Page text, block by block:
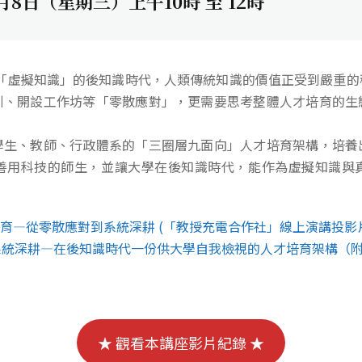
虛擬知識」的後知識時代，人類傳統知識的價值正受到嚴重
開設工作坊等「零散應對」，更需要思考整體人才培育的
、教師、行政體系的「三圈層九面向」人才培育架構，培
科技的師生，並讓大學在後知識時代，能作為虛擬知識
—從零散應對到系統深耕 (「教授充電合作社」線上演講投影
深耕—在後知識時代一份供大學自我檢視的人才培育架構（
★ 觀看本講座影片紀錄 ★